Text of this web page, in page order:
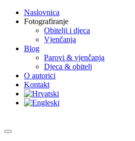
Naslovnica
Fotografiranje
Obitelji i djeca
Vjenčanja
Blog
Parovi & vjenčanja
Djeca & obitelj
O autorici
Kontakt